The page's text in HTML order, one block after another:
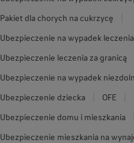
Pakiet dla chorych na cukrzycę
Ubezpieczenie na wypadek
Ubezpieczenie leczenia za granicą
Ubezpieczenie na wypadek
Ubezpieczenie dziecka
OFE
Ubezpieczenie domu i mieszkania
Ubezpieczenie mieszkania na